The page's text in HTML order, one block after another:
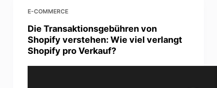
E-COMMERCE
Die Transaktionsgebühren von
Shopify verstehen: Wie viel verlangt
Shopify pro Verkauf?